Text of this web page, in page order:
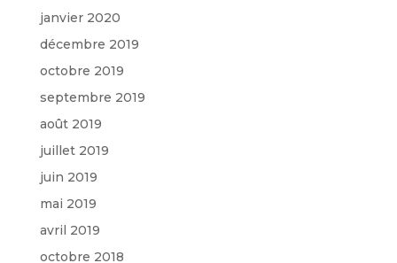
janvier 2020
décembre 2019
octobre 2019
septembre 2019
août 2019
juillet 2019
juin 2019
mai 2019
avril 2019
octobre 2018